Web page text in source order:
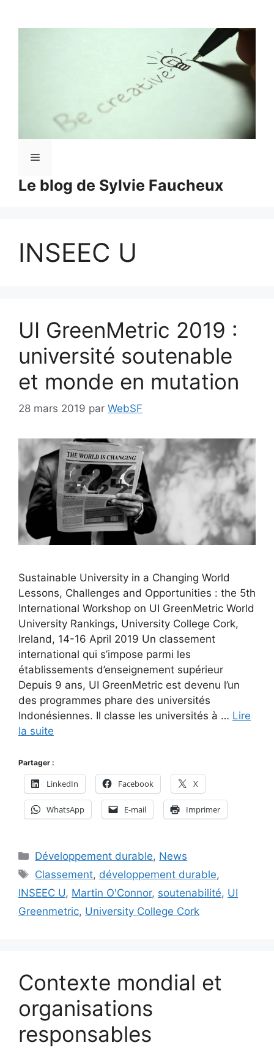
Le blog de Sylvie Faucheux
Menu
INSEEC U
UI GreenMetric 2019 :
université soutenable
et monde en mutation
28 mars 2019 par WebSF
Sustainable University in a Changing World
Lessons, Challenges and Opportunities : the 5th
International Workshop on UI GreenMetric World
University Rankings, University College Cork,
Ireland, 14-16 April 2019 Un classement
international qui s’impose parmi les
établissements d’enseignement supérieur
Depuis 9 ans, UI GreenMetric est devenu l’un
des programmes phare des universités
Indonésiennes. Il classe les universités à … Lire
la suite
Partager :
LinkedIn Facebook X
WhatsApp E-mail Imprimer
Catégories
Développement durable, News
Étiquettes
Classement, développement durable,
INSEEC U, Martin O'Connor, soutenabilité, UI
Greenmetric, University College Cork
Contexte mondial et
organisations
responsables